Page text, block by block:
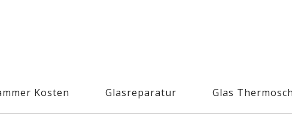
Kosten Glasreparatur Glas